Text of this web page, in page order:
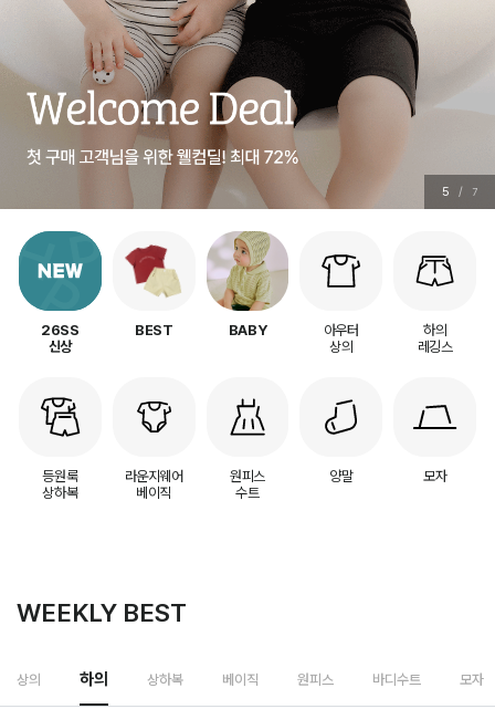
5 / 7
26SS
신상
BEST BABY
아우터
상의
하의
레깅스
등원룩
상하복
라운지웨어
베이직
원피스
수트
양말 모자
WEEKLY BEST
상의 하의 상하복 베이직 원피스 바디수트 모자